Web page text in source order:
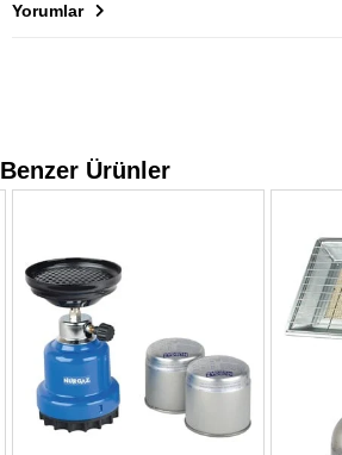
Yorumlar
Benzer Ürünler